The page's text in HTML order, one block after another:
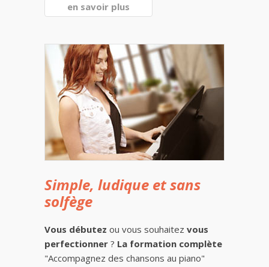
en savoir plus
Simple, ludique et sans
solfège
Vous débutez ou vous souhaitez vous
perfectionner ? La formation complète
"Accompagnez des chansons au piano"